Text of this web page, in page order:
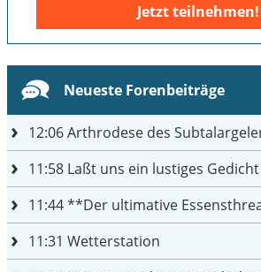
Jetzt teilnehmen!
Neueste Forenbeiträge
12:06Arthrodese des
11:58 Laßt uns ein lustiges Gedicht
11:44**Der ultimative
11:31 Wetterstation